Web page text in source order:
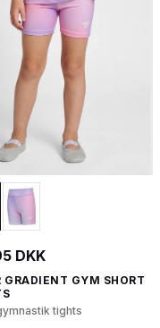
DKK
GYM SHORT
tights